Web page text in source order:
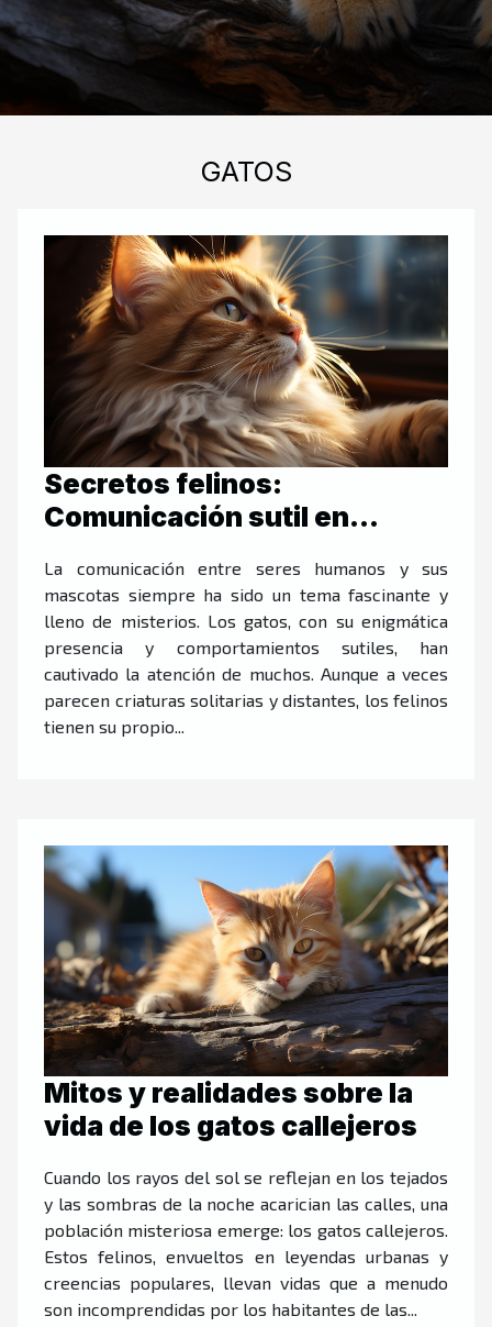
la rareza y la maravilla van de la mano. Siga leyendo
para desentrañar los secretos de las razas de gatos
más raras del mundo y prepárese para quedar
asombrado por la diversidad que la naturaleza...
GATOS
Secretos felinos:
Comunicación sutil en
La comunicación entre seres humanos y sus
mascotas siempre ha sido un tema fascinante y
lleno de misterios. Los gatos, con su enigmática
presencia y comportamientos sutiles, han
cautivado la atención de muchos. Aunque a veces
parecen criaturas solitarias y distantes, los felinos
tienen su propio...
Mitos y realidades sobre la
vida de los gatos callejeros
Cuando los rayos del sol se reflejan en los tejados
y las sombras de la noche acarician las calles, una
población misteriosa emerge: los gatos callejeros.
Estos felinos, envueltos en leyendas urbanas y
creencias populares, llevan vidas que a menudo
son incomprendidas por los habitantes de las...